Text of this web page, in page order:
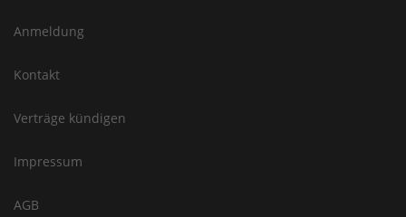
Anmeldung
Kontakt
Verträge kündigen
Impressum
AGB